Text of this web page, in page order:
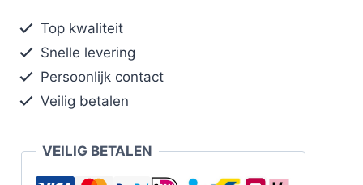
Top kwaliteit
Snelle levering
Persoonlijk contact
Veilig betalen
VEILIG BETALEN